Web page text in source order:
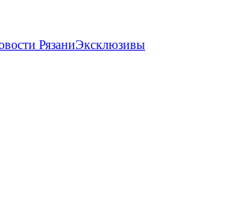
РязаниЭксклюзивы